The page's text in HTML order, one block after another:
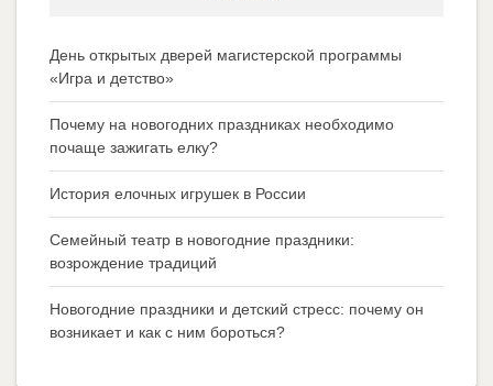
День открытых дверей магистерской программы
«Игра и детство»
Почему на новогодних праздниках необходимо
почаще зажигать елку?
История елочных игрушек в России
Семейный театр в новогодние праздники:
возрождение традиций
Новогодние праздники и детский стресс: почему он
возникает и как с ним бороться?